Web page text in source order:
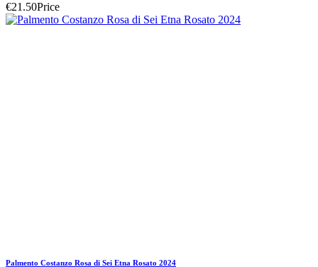
€21.50Price
Palmento Costanzo Rosa di Sei Etna Rosato 2024